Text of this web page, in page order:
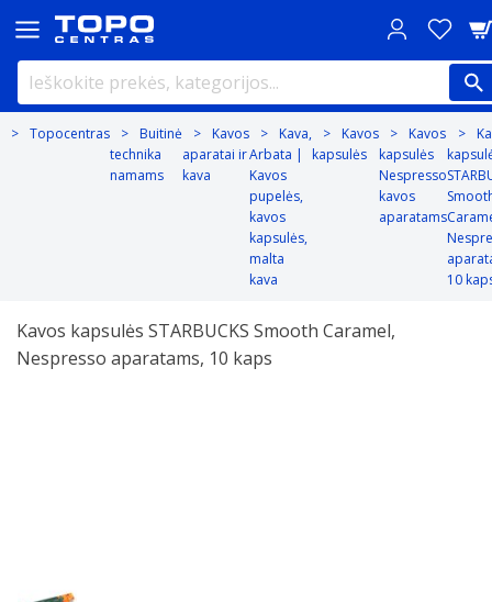
Topocentras
Buitinė
technika
namams
Kavos
aparatai ir
kava
Kava,
Arbata |
Kavos
pupelės,
kavos
kapsulės,
malta
kava
Kavos
kapsulės
Kavos
kapsulės
Nespresso
kavos
aparatams
10
Kavos kapsulės STARBUCKS Smooth Caramel,
Nespresso aparatams, 10 kaps